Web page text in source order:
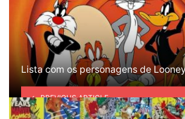
Lista com os personagens de
PREVIOUS ARTICLE